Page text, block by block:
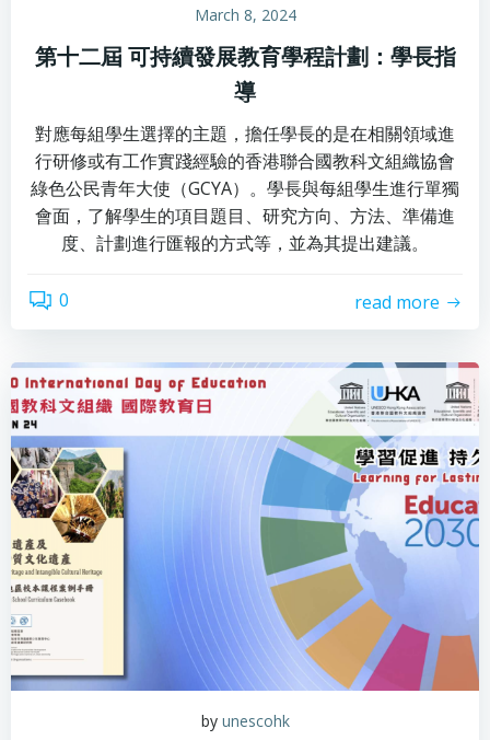
March 8, 2024
第十二屆 可持續發展教育學程計劃：學長指
導
對應每組學生選擇的主題，擔任學長的是在相關領域進
行研修或有工作實踐經驗的香港聯合國教科文組織協會
綠色公民青年大使（GCYA）。學長與每組學生進行單獨
會面，了解學生的項目題目、研究方向、方法、準備進
度、計劃進行匯報的方式等，並為其提出建議。
0 read more
by unescohk